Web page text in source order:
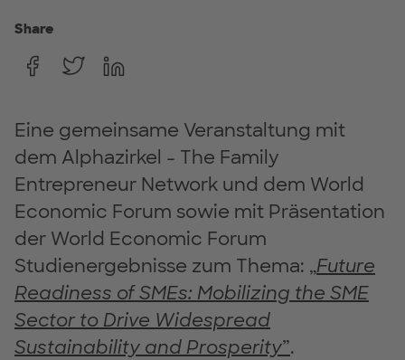
Share
Eine gemeinsame Veranstaltung mit
dem Alphazirkel - The Family
Entrepreneur Network und dem World
Economic Forum sowie mit Präsentation
der World Economic Forum
Studienergebnisse zum Thema: „Future
Readiness of SMEs: Mobilizing the SME
Sector to Drive Widespread
Sustainability and Prosperity”.